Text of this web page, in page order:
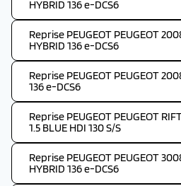
HYBRID 136 e-DCS6
Reprise PEUGEOT PEUGEOT
HYBRID 136 e-DCS6
Reprise PEUGEOT PEUGEOT
136 e-DCS6
Reprise PEUGEOT PEUGEOT
1.5 BLUE HDI 130 S/S
Reprise PEUGEOT PEUGEOT
HYBRID 136 e-DCS6